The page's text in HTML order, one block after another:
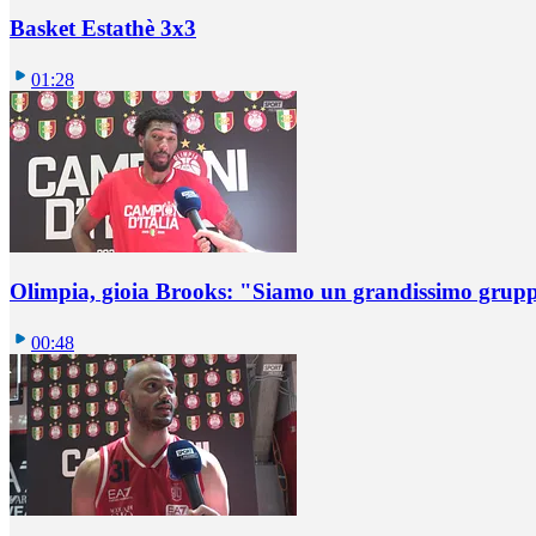
Basket Estathè 3x3
01:28
Olimpia, gioia Brooks: "Siamo un grandissimo
00:48